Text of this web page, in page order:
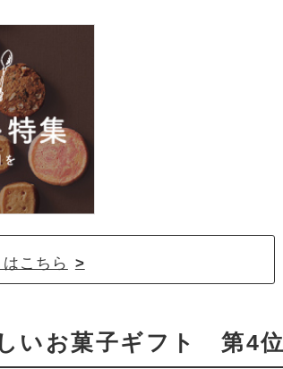
こちら
いお菓子ギフト 第4位